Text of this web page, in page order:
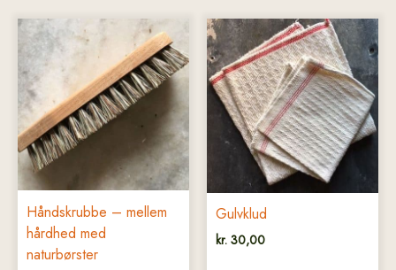
Håndskrubbe – mellem
hårdhed med
naturbørster
Gulvklud
kr. 30,00